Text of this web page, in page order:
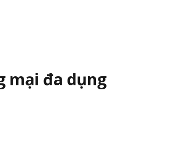
mại đa dụng